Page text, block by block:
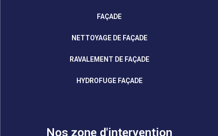
FAÇADE
NETTOYAGE DE FAÇADE
RAVALEMENT DE FAÇADE
HYDROFUGE FAÇADE
Nos zone d'intervention